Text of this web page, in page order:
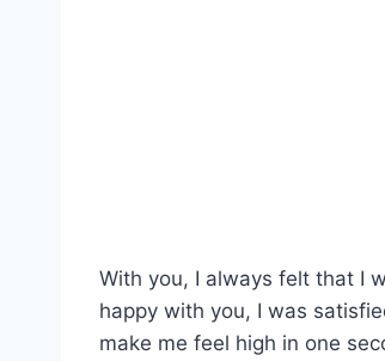
With you, I always felt that I
happy with you, I was
make me feel high in one